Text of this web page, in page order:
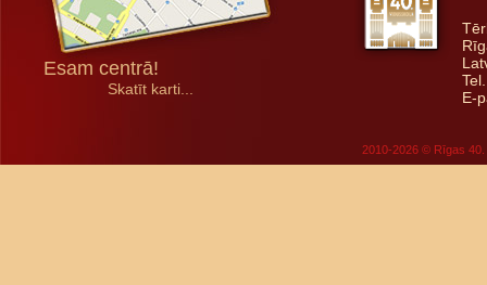
Esam centrā!
Skatīt karti...
E-
2010-2026 © Rīgas